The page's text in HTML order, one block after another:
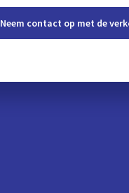
Neem contact op met de